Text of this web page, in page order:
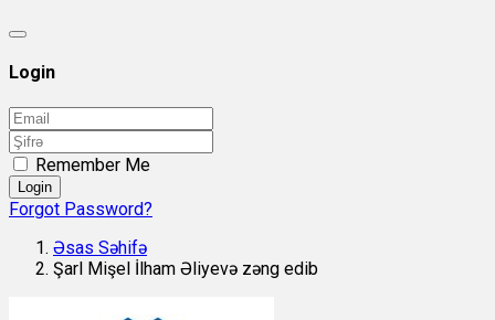
Login
Remember Me
Login
Forgot Password?
Əsas Səhifə
Şarl Mişel İlham Əliyevə zəng edib